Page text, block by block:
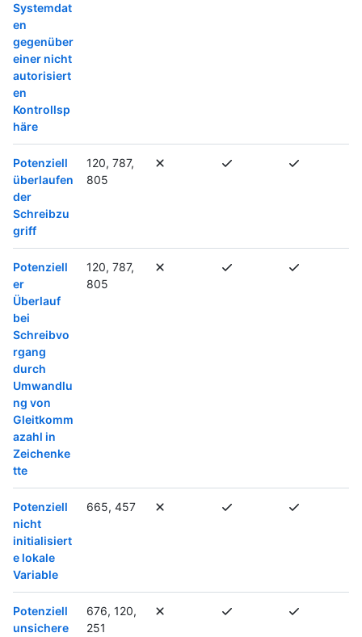
Systemdat
en
gegenüber
einer nicht
autorisiert
en
Kontrollsp
häre
Potenziell
überlaufen
der
Schreibzu
griff
120, 787,
805
Potenziell
er
Überlauf
bei
Schreibvo
rgang
durch
Umwandlu
ng von
Gleitkomm
azahl in
Zeichenke
tte
120, 787,
805
Potenziell
nicht
initialisiert
e lokale
Variable
665, 457
Potenziell
unsichere
676, 120,
251